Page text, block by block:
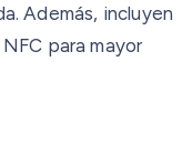
Además, incluyen
para mayor